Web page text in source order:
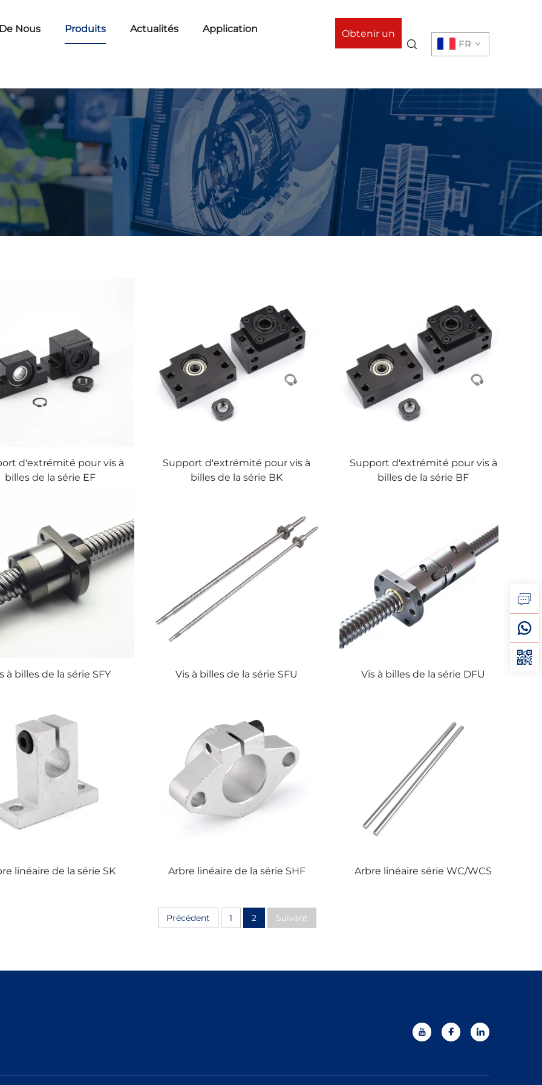
Nous Produits Actualités Application Obtenir un
FR
d'extrémité pour vis à
billes de la série EF
Support d'extrémité pour vis à
billes de la série BK
Support d'extrémité pour vis à
billes de la série BF
à billes de la série SFY Vis à billes de la série SFU Vis à billes de la série DFU
linéaire de la série SK Arbre linéaire de la série SHF Arbre linéaire série WC/WCS
Précédent 1 2 Suivant